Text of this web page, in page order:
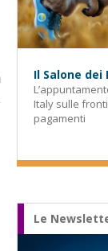
Il Salone dei
Italy sulle
pagamenti
Le